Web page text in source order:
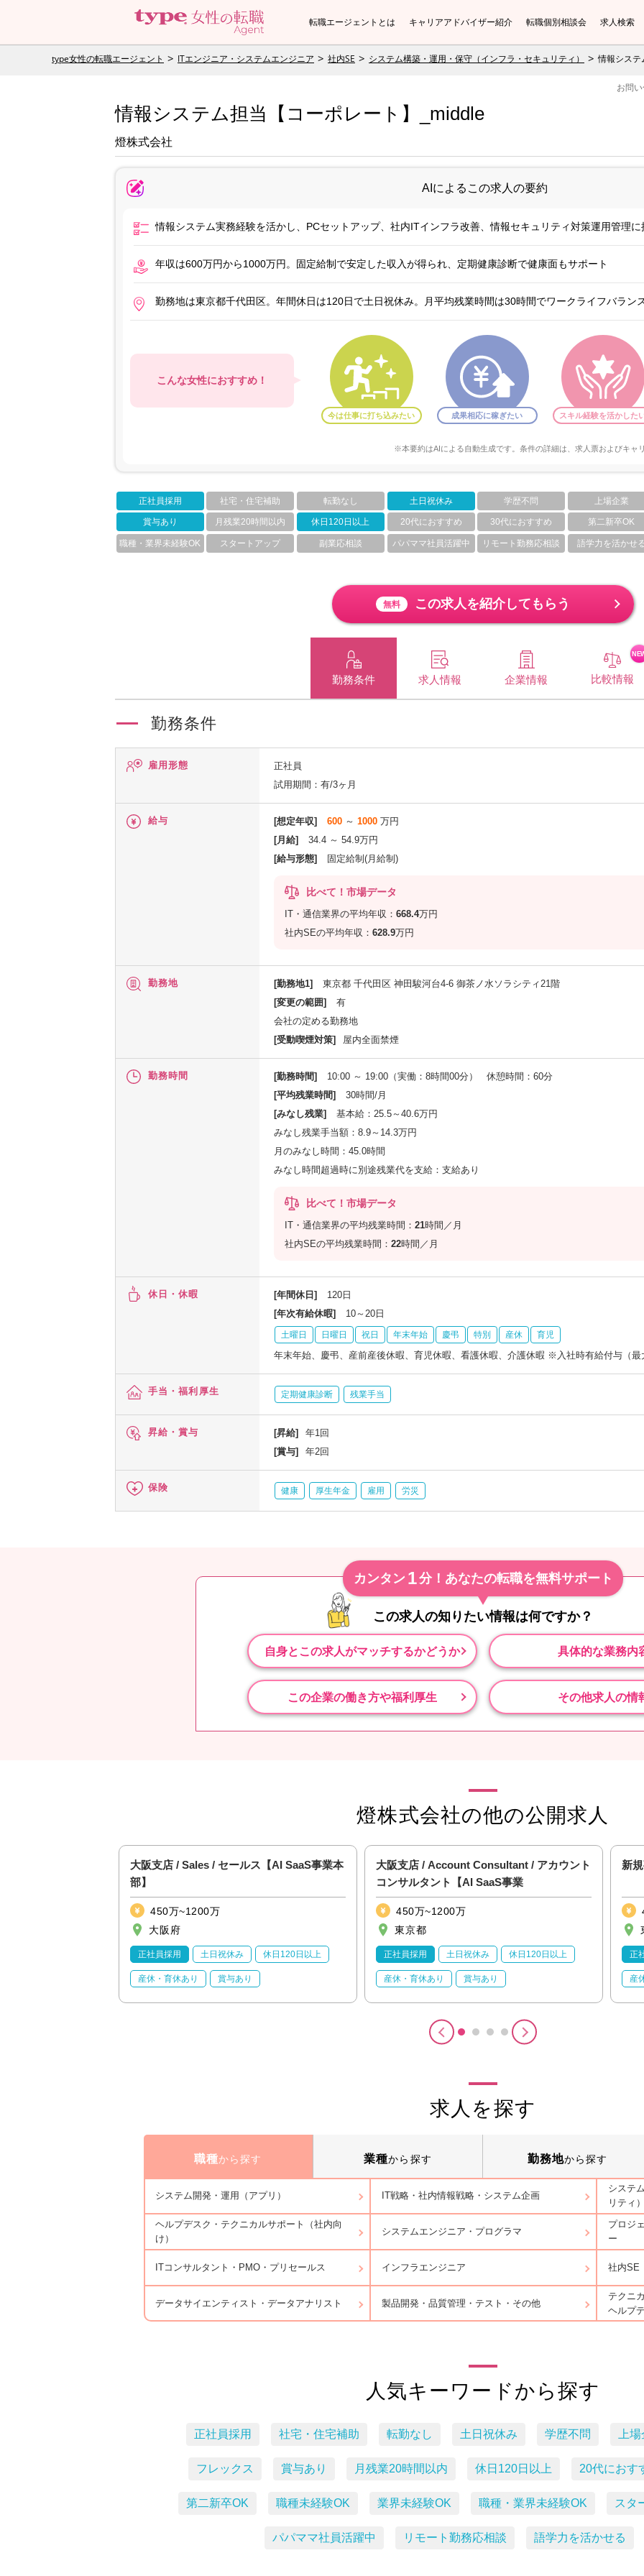
転職エージェントとは キャリアアドバイザー紹介 転職個別相談会 求人検索
type女性の転職エージェント ITエンジニア・システムエンジニア 社内SE システム構築・運用・保守（インフラ・セキュリティ） 情報シス
お問
情報システム担当【コーポレート】_middle
燈株式会社
AIによるこの求人の要約
情報システム実務経験を活かし、PCセットアップ、社内ITインフラ改善、情報セキュリティ対策運用管理
年収は600万円から1000万円。固定給制で安定した収入が得られ、定期健康診断で健康面もサポート
勤務地は東京都千代田区。年間休日は120日で土日祝休み。月平均残業時間は30時間でワークライフバラン
こんな女性におすすめ！
今は仕事に打ち込みたい 成果相応に稼ぎたい スキル経験を活かした
※本要約はAIによる自動生成です。条件の詳細は、求人票およびキャ
正社員採用 社宅・住宅補助 転勤なし 土日祝休み 学歴不問 上場企業
賞与あり 月残業20時間以内 休日120日以上 20代におすすめ 30代におすすめ 第二新卒OK
職種・業界未経験OK スタートアップ 副業応相談 パパママ社員活躍中 リモート勤務応相談 語学力を活かせ
無料 この求人を紹介してもらう
勤務条件 求人情報 企業情報 比較情報
勤務条件
雇用形態
正社員
試用期間：有/3ヶ月
給与 [想定年収] 600 ～ 1000 万円
[月給]
34.4 ～ 54.9万円
[給与形態]
固定給制(月給制)
比べて！市場データ
IT・通信業界の平均年収： 668.4万円
社内SEの平均年収： 628.9万円
勤務地 [勤務地1]
東京都 千代田区 神田駿河台4-6 御茶ノ水ソラシティ21階
[変更の範囲]
有
会社の定める勤務地
[受動喫煙対策]
屋内全面禁煙
勤務時間 [勤務時間]
10:00 ～ 19:00（実働：8時間00分） 休憩時間：60分
[平均残業時間]
30時間/月
[みなし残業]
基本給：25.5～40.6万円
みなし残業手当額：8.9～14.3万円
月のみなし時間：45.0時間
みなし時間超過時に別途残業代を支給：支給あり
比べて！市場データ
IT・通信業界の平均残業時間： 21時間／月
社内SEの平均残業時間： 22時間／月
休日・休暇 [年間休日]
120日
[年次有給休暇]
10～20日
土曜日 日曜日 祝日 年末年始 慶弔 特別 産休 育児
年末年始、慶弔、産前産後休暇、育児休暇、看護休暇、介護休暇 ※入社時有給付与（最
手当・福利厚生 定期健康診断 残業手当
昇給・賞与 [昇給]
年1回
[賞与]
年2回
保険 健康 厚生年金 雇用 労災
カンタン 1分！あなたの転職を無料サポート
この求人の知りたい情報は何ですか？
自身とこの求人がマッチするかどうか 具体的な業務内
この企業の働き方や福利厚生 その他求人の情
燈株式会社の他の公開求人
大阪支店 / Sales / セールス【AI SaaS事業本
部】
450万~1200万
大阪府
正社員採用 土日祝休み 休日120日以上
産休・育休あり 賞与あり
大阪支店 / Account Consultant / アカウント
コンサルタント【AI SaaS事業
450万~1200万
東京都
正社員採用 土日祝休み 休日120日以上
産休・育休あり 賞与あり
新
正
産
求人を探す
職種から探す 業種から探す 勤務地から探す
システム開発・運用（アプリ） IT戦略・社内情報戦略・システム企画
システ
リティ
ヘルプデスク・テクニカルサポート（社内向
け）
システムエンジニア・プログラマ
プロジ
ー
ITコンサルタント・PMO・プリセールス インフラエンジニア 社内SE
データサイエンティスト・データアナリスト 製品開発・品質管理・テスト・その他
テクニ
ヘルプ
人気キーワードから探す
正社員採用 社宅・住宅補助 転勤なし 土日祝休み 学歴不問 上
フレックス 賞与あり 月残業20時間以内 休日120日以上 20代におす
第二新卒OK 職種未経験OK 業界未経験OK 職種・業界未経験OK スタ
パパママ社員活躍中 リモート勤務応相談 語学力を活かせる